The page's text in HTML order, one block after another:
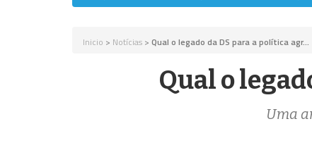
Inicio > Notícias > Qual o legado da DS para a política agr...
Qual o
Uma